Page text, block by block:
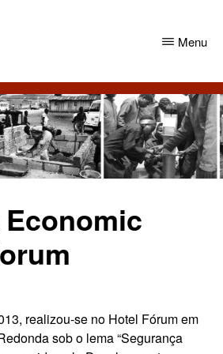
Menu
realizou-se no Hotel Fórum em
sob o lema “Segurança